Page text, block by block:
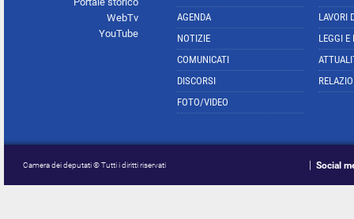
WebTv
YouTube
AGENDA
NOTIZIE
COMUNICATI
DISCORSI
FOTO/VIDEO
LAVORI
LEGGI E
Camera dei deputati © Tutti i diritti riservati Social